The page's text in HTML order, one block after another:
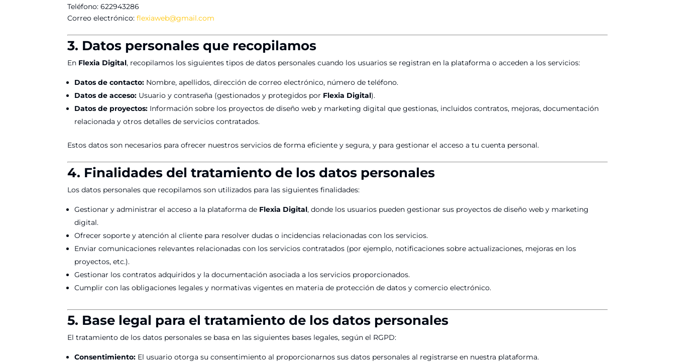
Teléfono: 622943286
Correo electrónico:flexiaweb@gmail.com
3. Datos personales que recopilamos
En Flexia Digital, recopilamos los siguientes tipos de datos personales cuando los usuarios se registran en la plataforma o acceden a los servicios:
Datos de contacto: Nombre, apellidos, dirección de correo electrónico, número de teléfono.
Datos de acceso: Usuario y contraseña (gestionados y protegidos por Flexia Digital).
Datos de proyectos: Información sobre los proyectos de diseño web y marketing digital que gestionas, incluidos contratos, mejoras, documentación
relacionada y otros detalles de servicios contratados.
Estos datos son necesarios para ofrecer nuestros servicios de forma eficiente y segura, y para gestionar el acceso a tu cuenta personal.
4. Finalidades del tratamiento de los datos personales
Los datos personales que recopilamos son utilizados para las siguientes finalidades:
Gestionar y administrar el acceso a la plataforma de Flexia Digital, donde los usuarios pueden gestionar sus proyectos de diseño web y marketing
digital.
Ofrecer soporte y atención al cliente para resolver dudas o incidencias relacionadas con los servicios.
Enviar comunicaciones relevantes relacionadas con los servicios contratados (por ejemplo, notificaciones sobre actualizaciones, mejoras en los
proyectos, etc.).
Gestionar los contratos adquiridos y la documentación asociada a los servicios proporcionados.
Cumplir con las obligaciones legales y normativas vigentes en materia de protección de datos y comercio electrónico.
5. Base legal para el tratamiento de los datos personales
El tratamiento de los datos personales se basa en las siguientes bases legales, según el RGPD:
Consentimiento: El usuario otorga su consentimiento al proporcionarnos sus datos personales al registrarse en nuestra plataforma.